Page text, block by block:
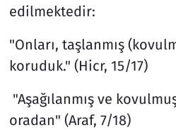
edilmektedir:
"Onları, taşlanmış
koruduk." (Hicr, 15/17)
"Aşağılanmış ve
oradan" (Araf, 7/18)​​​​​​